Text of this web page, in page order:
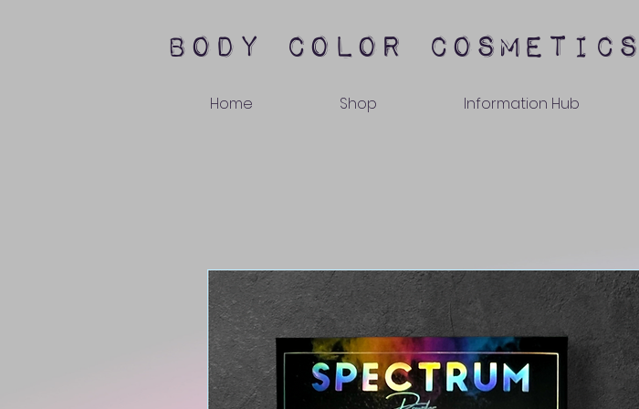
body color cosmetics
Home Shop Information Hub